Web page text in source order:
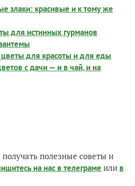
злаки: красивые и к тому же
для истинных гурманов
для красоты и для еды
с дачи — и в чай, и на
полезные советы и
на нас в телеграме или в